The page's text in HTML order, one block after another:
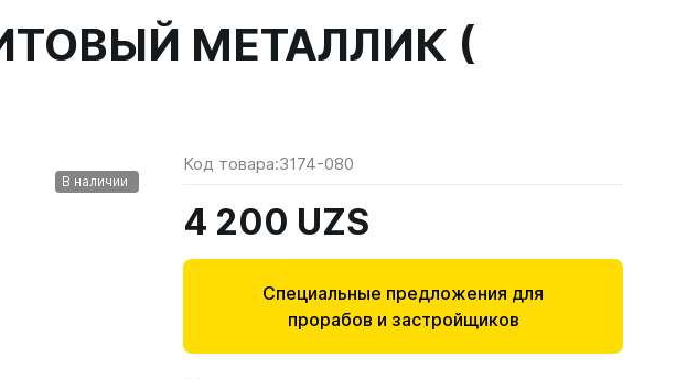
МЕТАЛЛИК (
В наличии
Код товара:3174-080
4 200 UZS
Специальные предложения для
прорабов и застройщиков